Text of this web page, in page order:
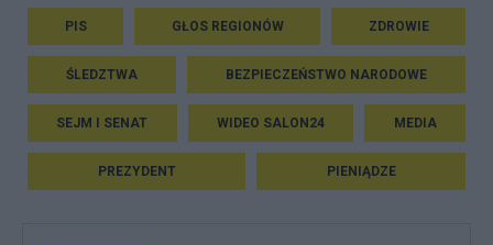
PIS GŁOS REGIONÓW ZDROWIE
ŚLEDZTWA BEZPIECZEŃSTWO NARODOWE
SEJM I SENAT WIDEO SALON24 MEDIA
PREZYDENT PIENIĄDZE